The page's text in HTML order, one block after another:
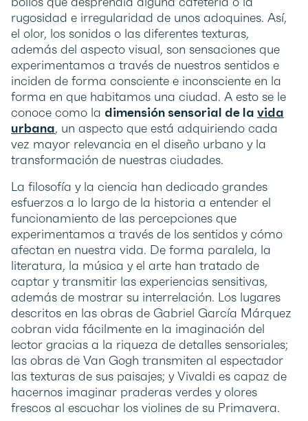
rugosidad e irregularidad de unos adoquines. Así,
el olor, los sonidos o las diferentes texturas,
además del aspecto visual, son sensaciones que
experimentamos a través de nuestros sentidos e
inciden de forma consciente e inconsciente en la
forma en que habitamos una ciudad. A esto se le
conoce como la dimensión sensorial de la vida
urbana, un aspecto que está adquiriendo cada
vez mayor relevancia en el diseño urbano y la
transformación de nuestras ciudades.
La filosofía y la ciencia han dedicado grandes
esfuerzos a lo largo de la historia a entender el
funcionamiento de las percepciones que
experimentamos a través de los sentidos y cómo
afectan en nuestra vida. De forma paralela, la
literatura, la música y el arte han tratado de
captar y transmitir las experiencias sensitivas,
además de mostrar su interrelación. Los lugares
descritos en las obras de Gabriel García Márquez
cobran vida fácilmente en la imaginación del
lector gracias a la riqueza de detalles sensoriales;
las obras de Van Gogh transmiten al espectador
las texturas de sus paisajes; y Vivaldi es capaz de
hacernos imaginar praderas verdes y olores
frescos al escuchar los violines de su Primavera.